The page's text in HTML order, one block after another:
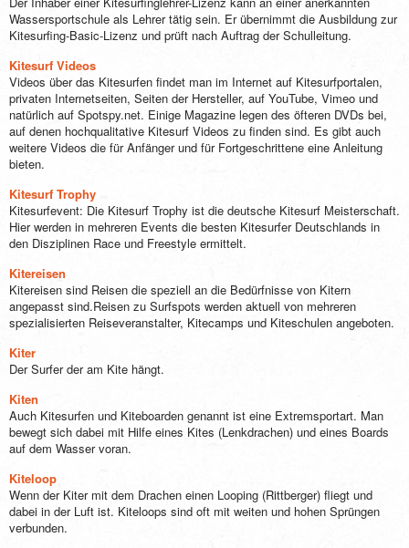
Wassersportschule als Lehrer tätig sein. Er übernimmt die Ausbildung zur
Kitesurfing-Basic-Lizenz und prüft nach Auftrag der Schulleitung.
Kitesurf Videos
Videos über das Kitesurfen findet man im Internet auf Kitesurfportalen,
privaten Internetseiten, Seiten der Hersteller, auf YouTube, Vimeo und
natürlich auf Spotspy.net. Einige Magazine legen des öfteren DVDs bei,
auf denen hochqualitative Kitesurf Videos zu finden sind. Es gibt auch
weitere Videos die für Anfänger und für Fortgeschrittene eine Anleitung
bieten.
Kitesurf Trophy
Kitesurfevent: Die Kitesurf Trophy ist die deutsche Kitesurf Meisterschaft.
Hier werden in mehreren Events die besten Kitesurfer Deutschlands in
den Disziplinen Race und Freestyle ermittelt.
Kitereisen
Kitereisen sind Reisen die speziell an die Bedürfnisse von Kitern
angepasst sind.Reisen zu Surfspots werden aktuell von mehreren
spezialisierten Reiseveranstalter, Kitecamps und Kiteschulen angeboten.
Kiter
Der Surfer der am Kite hängt.
Kiten
Auch Kitesurfen und Kiteboarden genannt ist eine Extremsportart. Man
bewegt sich dabei mit Hilfe eines Kites (Lenkdrachen) und eines Boards
auf dem Wasser voran.
Kiteloop
Wenn der Kiter mit dem Drachen einen Looping (Rittberger) fliegt und
dabei in der Luft ist. Kiteloops sind oft mit weiten und hohen Sprüngen
verbunden.